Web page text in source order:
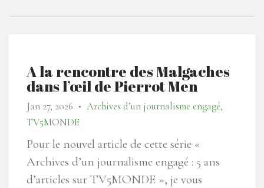
A la rencontre des Malgaches
dans l’œil de Pierrot Men
Jan 27, 2026 ●
Archives d’un journalisme engagé,
TV5MONDE
Pour le nouvel article de cette série «
Archives d’un journalisme engagé : 5 ans
d’articles sur TV5MONDE », je vous